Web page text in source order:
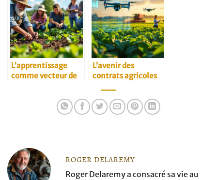
L’apprentissage
comme vecteur de
L’avenir des
contrats agricoles
ROGER DELAREMY
Roger Delaremy a consacré sa vie au